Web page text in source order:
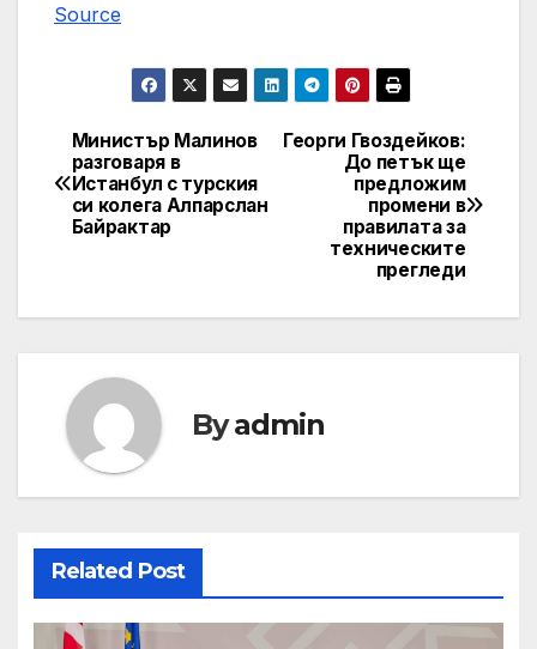
Source
Post
navigation
Георги Гвоздейков:
До петък ще
предложим
промени в
правилата за
техническите
прегледи
Министър Малинов
разговаря в
Истанбул с турския
си колега Алпарслан
Байрактар
Byadmin
Related Post